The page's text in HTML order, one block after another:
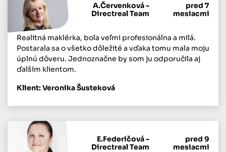
A.Červenková -
Directreal Team
pred 7
mesiacmi
Realitná maklérka, bola veľmi profesionálna a milá.
Postarala sa o všetko dôležité a vďaka tomu mala moju
úplnú dôveru. Jednoznačne by som ju odporučila aj
ďalším klientom.
Klient: Veronika Šusteková
E.Federičová -
Directreal Team
pred 9
mesiacmi